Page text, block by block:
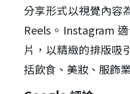
分享形式以視覺內容
Reels。Instagram
片，以精緻的排版吸
括飲食、美妝、服飾